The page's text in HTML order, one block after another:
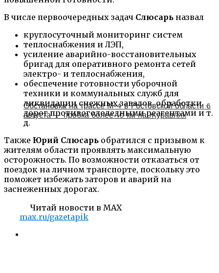
В числе первоочередных задач Слюсарь назвал
круглосуточный мониторинг систем
теплоснабжения и ЛЭП,
усиление аварийно-восстановительных
бригад для оперативного ремонта сетей
электро- и теплоснабжения,
обеспечение готовности уборочной
техники и коммунальных служб для
ликвидации снежных завалов, обработки
дорог противогололедными реагентами и т.
д.
Также Юрий Слюсарь обратился с призывом к
жителям области проявлять максимальную
осторожность. По возможности отказаться от
поездок на личном транспорте, поскольку это
поможет избежать заторов и аварий на
заснеженных дорогах.
Читай новости в MAX
max.ru/gazetapik
Обстановка на трассе М-4 в Ростовской области 6
августа — пробка более 10 км на Журавлях